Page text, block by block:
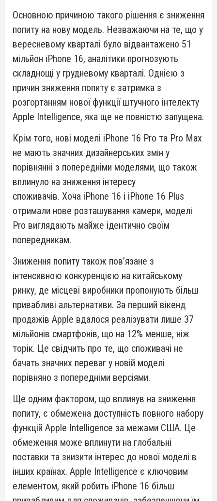
Основною причиною такого рішення є зниження
попиту на нову модель. Незважаючи на те, що у
вересневому кварталі було відвантажено 51
мільйон iPhone 16, аналітики прогнозують
складнощі у грудневому кварталі. Однією з
причин зниження попиту є затримка з
розгортанням нової функції штучного інтелекту
Apple Intelligence, яка ще не повністю запущена.
Крім того, нові моделі iPhone 16 Pro та Pro Max
не мають значних дизайнерських змін у
порівнянні з попередніми моделями, що також
вплинуло на зниження інтересу
споживачів. Хоча iPhone 16 і iPhone 16 Plus
отримали нове розташування камери, моделі
Pro виглядають майже ідентично своїм
попередникам.
Зниження попиту також пов’язане з
інтенсивною конкуренцією на китайському
ринку, де місцеві виробники пропонують більш
привабливі альтернативи. За перший вікенд
продажів Apple вдалося реалізувати лише 37
мільйонів смартфонів, що на 12% менше, ніж
торік. Це свідчить про те, що споживачі не
бачать значних переваг у новій моделі
порівняно з попередніми версіями.
Ще одним фактором, що вплинув на зниження
попиту, є обмежена доступність повного набору
функцій Apple Intelligence за межами США. Це
обмеження може вплинути на глобальні
поставки та знизити інтерес до нової моделі в
інших країнах. Apple Intelligence є ключовим
елементом, який робить iPhone 16 більш